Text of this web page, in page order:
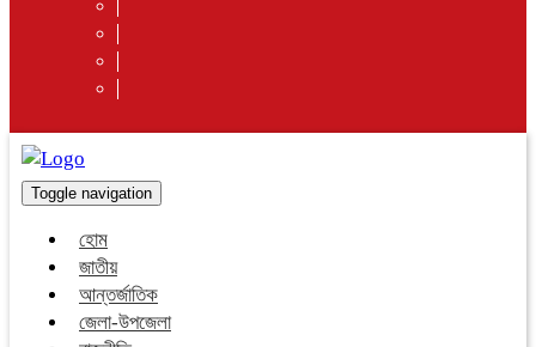
Toggle navigation
হোম
জাতীয়
আন্তর্জাতিক
জেলা-উপজেলা